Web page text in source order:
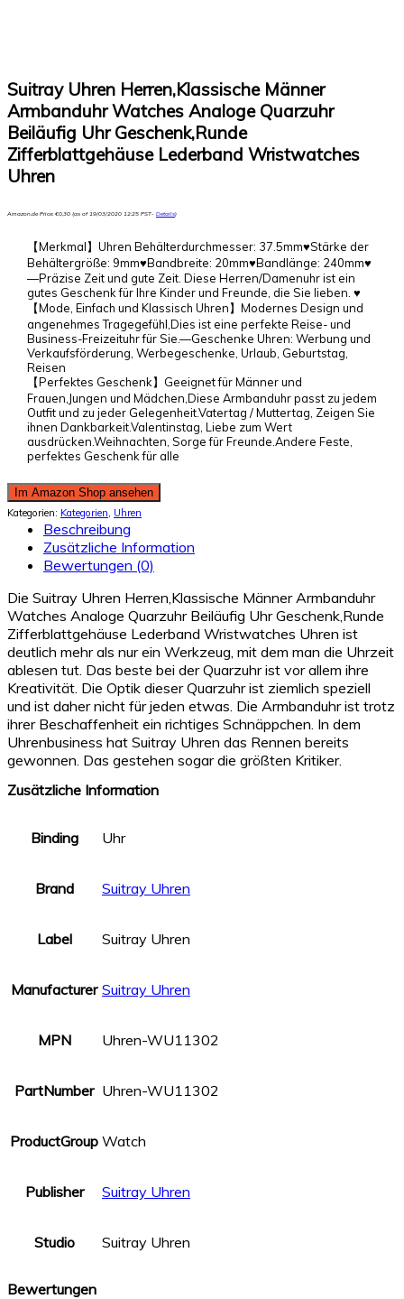
Suitray Uhren Herren,Klassische Männer
Armbanduhr Watches Analoge Quarzuhr
Beiläufig Uhr Geschenk,Runde
Zifferblattgehäuse Lederband Wristwatches
Uhren
Amazon.de Price:€0,30 (as of 19/03/2020 12:25 PST- Details)
【Merkmal】Uhren Behälterdurchmesser: 37.5mm♥Stärke der
Behältergröße: 9mm♥Bandbreite: 20mm♥Bandlänge: 240mm♥
—Präzise Zeit und gute Zeit. Diese Herren/Damenuhr ist ein
gutes Geschenk für Ihre Kinder und Freunde, die Sie lieben. ♥
【Mode, Einfach und Klassisch Uhren】Modernes Design und
angenehmes Tragegefühl,Dies ist eine perfekte Reise- und
Business-Freizeituhr für Sie.—Geschenke Uhren: Werbung und
Verkaufsförderung, Werbegeschenke, Urlaub, Geburtstag,
Reisen
【Perfektes Geschenk】Geeignet für Männer und
Frauen,Jungen und Mädchen,Diese Armbanduhr passt zu jedem
Outfit und zu jeder Gelegenheit.Vatertag / Muttertag, Zeigen Sie
ihnen Dankbarkeit.Valentinstag, Liebe zum Wert
ausdrücken.Weihnachten, Sorge für Freunde.Andere Feste,
perfektes Geschenk für alle
Im Amazon Shop ansehen
Kategorien: Kategorien, Uhren
Beschreibung
Zusätzliche Information
Bewertungen (0)
Die Suitray Uhren Herren,Klassische Männer Armbanduhr
Watches Analoge Quarzuhr Beiläufig Uhr Geschenk,Runde
Zifferblattgehäuse Lederband Wristwatches Uhren ist
deutlich mehr als nur ein Werkzeug, mit dem man die Uhrzeit
ablesen tut. Das beste bei der Quarzuhr ist vor allem ihre
Kreativität. Die Optik dieser Quarzuhr ist ziemlich speziell
und ist daher nicht für jeden etwas. Die Armbanduhr ist trotz
ihrer Beschaffenheit ein richtiges Schnäppchen. In dem
Uhrenbusiness hat Suitray Uhren das Rennen bereits
gewonnen. Das gestehen sogar die größten Kritiker.
Zusätzliche Information
Binding Uhr
Brand Suitray Uhren
Label Suitray Uhren
Manufacturer Suitray Uhren
MPN Uhren-WU11302
PartNumber Uhren-WU11302
ProductGroup Watch
Publisher Suitray Uhren
Studio Suitray Uhren
Bewertungen